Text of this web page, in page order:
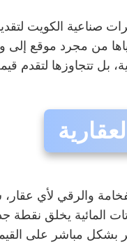
صناعية الكويت
من مجرد موقع
بل تتجاوزها لتقدم
والرقي لأي عقار،
يخلق نقطة
بشكل مباشر على